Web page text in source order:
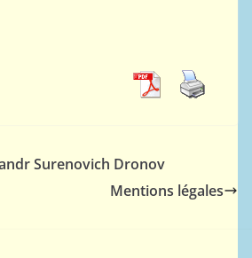
Surenovich Dronov
Mentions légales